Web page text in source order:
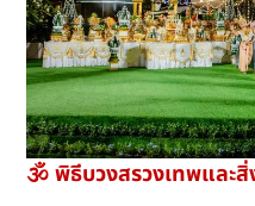
🕉 พิธีบวงสรวงเทพและ